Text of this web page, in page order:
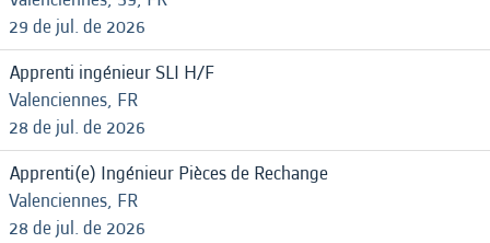
29 de jul. de 2026
Apprenti ingénieur SLI H/F
Valenciennes, FR
28 de jul. de 2026
Apprenti(e) Ingénieur Pièces de Rechange
Valenciennes, FR
28 de jul. de 2026